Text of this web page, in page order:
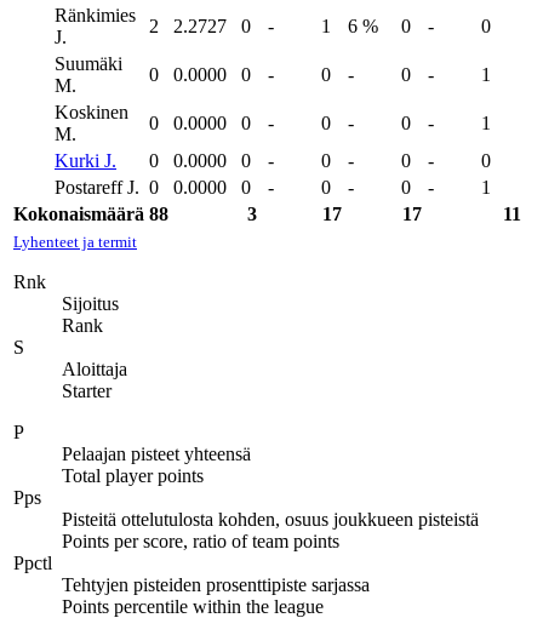
Ränkimies
J.
2 2.2727 0 - 1 6 % 0 -
0
Suumäki
M.
0 0.0000 0 - 0 - 0 -
1
Koskinen
M.
0 0.0000 0 - 0 - 0 -
1
Kurki J.
0 0.0000 0 - 0 - 0 -
0
Postareff J. 0 0.0000 0 - 0 - 0 -
1
Kokonaismäärä 88 3 17 17 11
Lyhenteet ja termit
Rnk
Sijoitus
Rank
S
Aloittaja
Starter
P
Pelaajan pisteet yhteensä
Total player points
Pps
Pisteitä ottelutulosta kohden, osuus joukkueen pisteistä
Points per score, ratio of team points
Ppctl
Tehtyjen pisteiden prosenttipiste sarjassa
Points percentile within the league